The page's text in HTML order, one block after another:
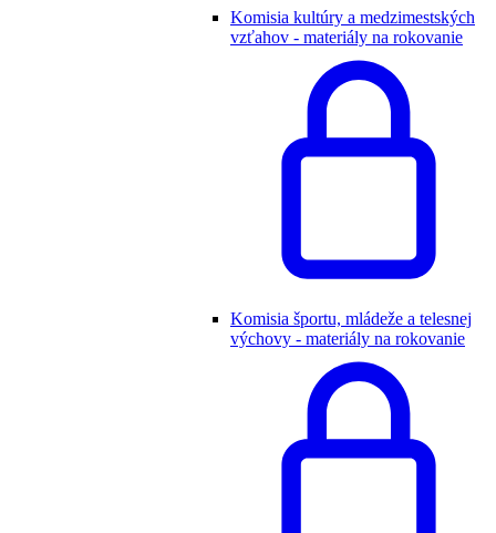
Komisia kultúry a medzimestských
vzťahov - materiály na rokovanie
Komisia športu, mládeže a telesnej
výchovy - materiály na rokovanie